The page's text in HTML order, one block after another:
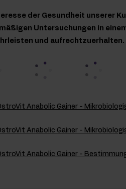
der Gesundheit unserer
Untersuchungen in
und aufrechtzuerhalten.
Anabolic Gainer -
Anabolic Gainer -
Anabolic Gainer -